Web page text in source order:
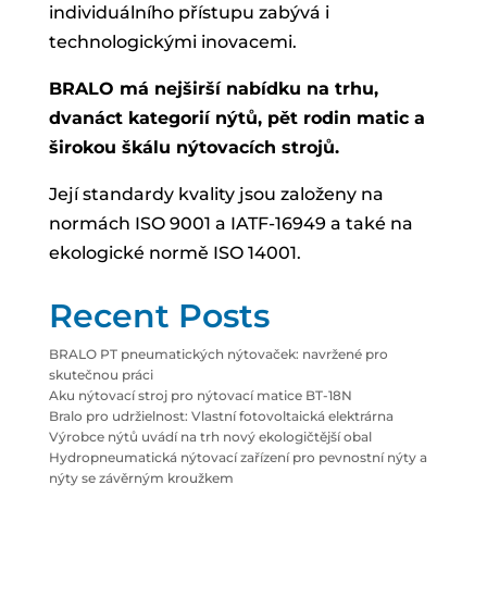
individuálního přístupu zabývá i
technologickými inovacemi.
BRALO má nejširší nabídku na trhu,
dvanáct kategorií nýtů, pět rodin matic a
širokou škálu nýtovacích strojů.
Její standardy kvality jsou založeny na
normách ISO 9001 a IATF-16949 a také na
ekologické normě ISO 14001.
Recent Posts
BRALO PT pneumatických nýtovaček: navržené pro
skutečnou práci
Aku nýtovací stroj pro nýtovací matice BT-18N
Bralo pro udržielnost: Vlastní fotovoltaická elektrárna
Výrobce nýtů uvádí na trh nový ekologičtější obal
Hydropneumatická nýtovací zařízení pro pevnostní nýty a
nýty se závěrným kroužkem